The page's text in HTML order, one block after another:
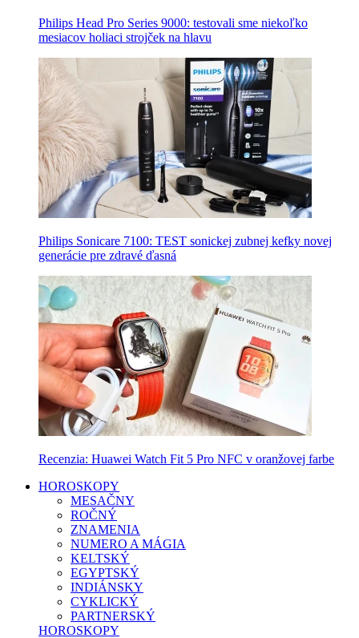
Philips Head Pro Series 9000: testovali sme niekoľko
mesiacov holiaci strojček na hlavu
Philips Sonicare 7100: TEST sonickej zubnej kefky novej
generácie pre zdravé ďasná
Recenzia: Huawei Watch Fit 5 Pro NFC v oranžovej farbe
HOROSKOPY
MESAČNY
ROČNÝ
ZNAMENIA
NUMERO A MÁGIA
KELTSKÝ
EGYPTSKÝ
INDIÁNSKY
CYKLICKÝ
PARTNERSKÝ
HOROSKOPY